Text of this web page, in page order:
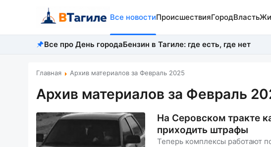
Все новостиПроисшествияГородВласть
Все про День городаБензин в Тагиле: где есть, где нет
Главная Архив материалов за Февраль 2025
Архив материалов за Февраль
На Серовском тракте
приходить штрафы
Теперь комплексы работают